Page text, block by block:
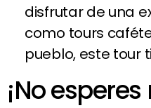
disfrutar de una
como tours
pueblo, este tour
¡No